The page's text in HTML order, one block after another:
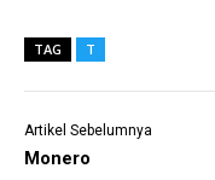
TAG T
Artikel Sebelumnya
Monero